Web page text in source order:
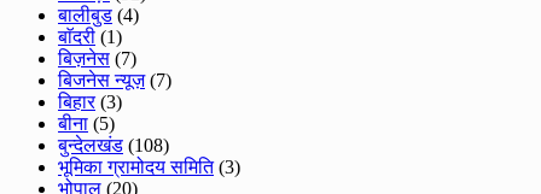
बालीबुड (4)
बाॅदरी (1)
बिज़नेस (7)
बिजनेस न्यूज़(7)
बिहार(3)
बीना (5)
बुन्देलखंड (108)
भूमिका ग्रामोदय समिति(3)
भोपाल (20)